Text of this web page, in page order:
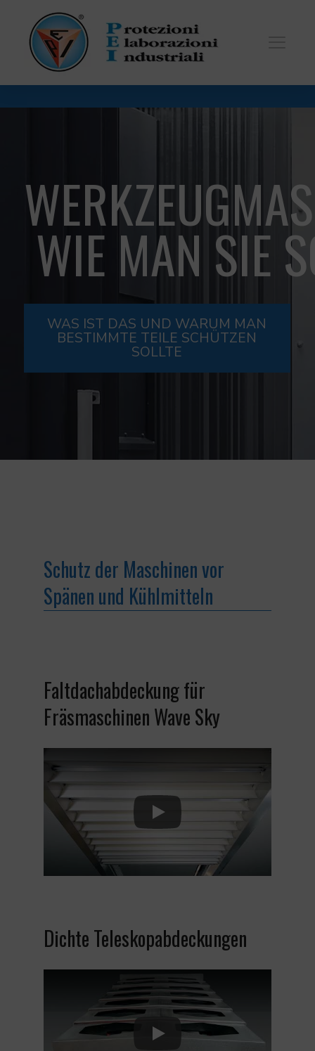
WIE MAN SIE
WAS IST DAS UND WARUM MAN
BESTIMMTE TEILE SCHÜTZEN
SOLLTE
Schutz der Maschinen vor
Spänen und Kühlmitteln
Dichte Teleskopabdeckungen
Play
Faltdachabdeckung für
Fräsmaschinen Wave Sky
Play